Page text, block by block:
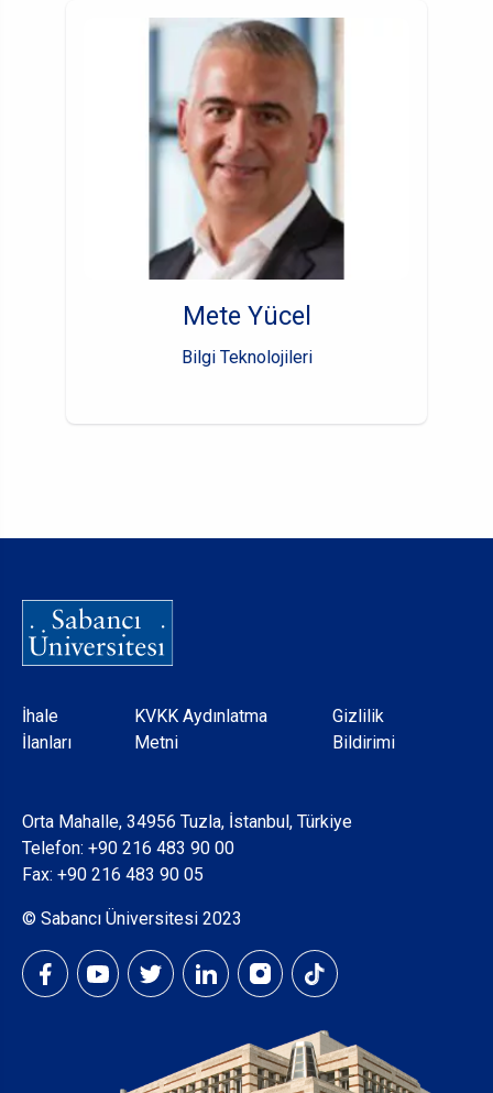
Mete Yücel
Bilgi Teknolojileri
Dipnot
İhale
İlanları
KVKK Aydınlatma
Metni
Gizlilik
Bildirimi
Orta Mahalle, 34956 Tuzla, İstanbul, Türkiye
Telefon: +90 216 483 90 00
Fax: +90 216 483 90 05
© Sabancı Üniversitesi 2023